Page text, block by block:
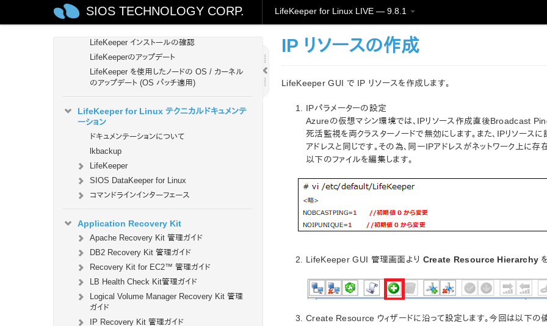
SIOS TECHNOLOGY CORP. LifeKeeper for Linux LIVE — 9.8.1
LifeKeeperソフトウェアのインストール
セットアップスクリプトの操作
LifeKeeper インストールの確認
LifeKeeperのアップデート
LifeKeeper を使用したノードの OS / カーネル
のアップデート (OS パッチ適用)
LifeKeeper for Linux テクニカルドキュメンテ
ーション
ドキュメンテーションについて
lkbackup
LifeKeeper
SIOS DataKeeper for Linux
コマンドラインインターフェース
Application Recovery Kit
Apache Recovery Kit 管理ガイド
DB2 Recovery Kit 管理ガイド
Recovery Kit for EC2™ 管理ガイド
LB Health Check Kit管理ガイド
Logical Volume Manager Recovery Kit 管理
ガイド
IP Recovery Kit 管理ガイド
IP リソースの作成
LifeKeeper GUI で IP リソースを作成します。
IPパラメーターの設定
Azureの仮想マシン環境では、IPリソース作成直後Broadcast
死活監視を両クラスターノードで無効にします。また、IPリソー
アドレスと同じです。その為、同一IPアドレスがネットワーク上に存
以下のファイルを編集します。
LifeKeeper GUI 管理画面より Create Resource Hierarchy
Create Resource ウィザードに沿って設定します。今回は以下の値